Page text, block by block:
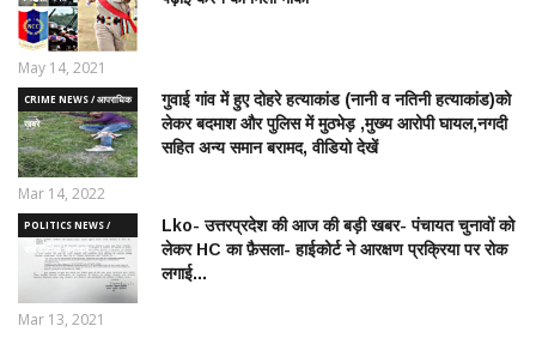
May 14, 2021
CRIME NEWS / आपराधिक
ख़बरे
गुवाई गांव में हुए दोहरे हत्याकांड (नानी व नतिनी हत्याकांड)को
लेकर बदमाश और पुलिस में मुठभेड़ ,मुख्य आरोपी घायल,नगदी
सहित अन्य समान बरामद, वीडियो देखें
Mar 14, 2022
POLITICS NEWS /
राजनीतिक समाचार
Lko- उत्तरप्रदेश की आज की बड़ी खबर- पंचायत चुनावों को
लेकर HC का फ़ैसला- हाईकोर्ट ने आरक्षण प्रक्रिया पर रोक
लगाई...
Mar 13, 2021